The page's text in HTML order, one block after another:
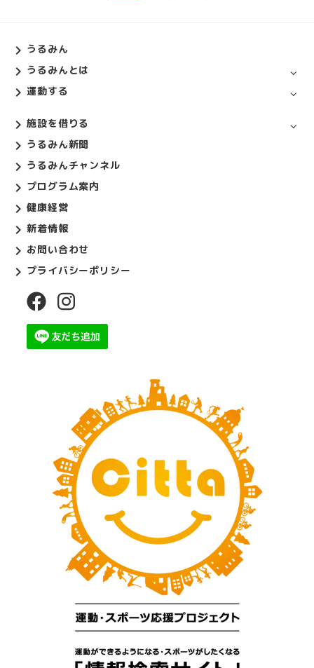
ゲ
ー
シ
ン
うるみん
うるみんとは
運動する
施設を借りる
うるみん新聞
うるみんチャンネル
プログラム案内
健康経営
新着情報
お問い合わせ
プライバシーポリシー